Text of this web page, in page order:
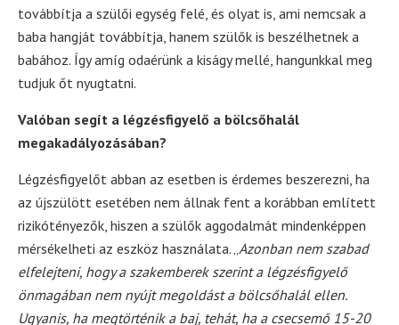
továbbítja a szülői egység felé, és olyat is, ami nemcsak a
baba hangját továbbítja, hanem szülők is beszélhetnek a
babához. Így amíg odaérünk a kiságy mellé, hangunkkal meg
tudjuk őt nyugtatni.
Valóban segít a légzésfigyelő a bölcsőhalál
megakadályozásában?
Légzésfigyelőt abban az esetben is érdemes beszerezni, ha
az újszülött esetében nem állnak fent a korábban említett
rizikótényezők, hiszen a szülők aggodalmát mindenképpen
mérsékelheti az eszköz használata. „Azonban nem szabad
elfelejteni, hogy a szakemberek szerint a légzésfigyelő
önmagában nem nyújt megoldást a bölcsőhalál ellen.
Ugyanis, ha megtörténik a baj, tehát, ha a csecsemő 15-20